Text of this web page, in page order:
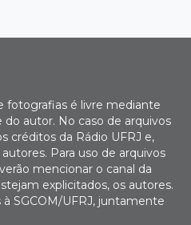
fotografias é livre mediante
do autor. No caso de arquivos
créditos da Rádio UFRJ e,
Para uso de arquivos
mencionar o canal da
explicitados, os autores.
SGCOM/UFRJ, juntamente